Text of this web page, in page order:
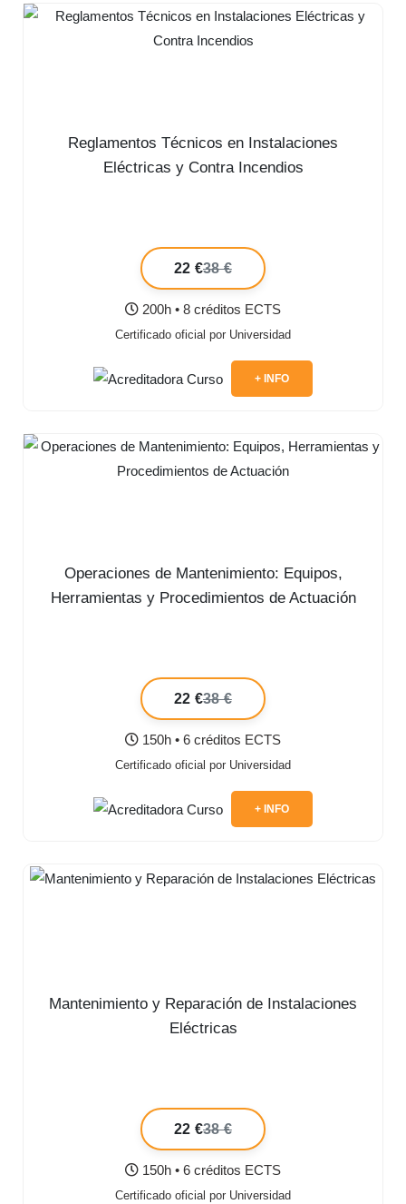
Reglamentos Técnicos en Instalaciones
Eléctricas y Contra Incendios
22 €38 €
200h • 8 créditos ECTS
Certificado oficial por Universidad
+ INFO
Operaciones de Mantenimiento: Equipos,
Herramientas y Procedimientos de Actuación
22 €38 €
150h • 6 créditos ECTS
Certificado oficial por Universidad
+ INFO
Mantenimiento y Reparación de Instalaciones
Eléctricas
22 €38 €
150h • 6 créditos ECTS
Certificado oficial por Universidad